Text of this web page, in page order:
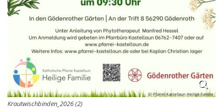
© Pfarrei Kastellaun Heilige Familie
Krautwischbinden_2026 (2)